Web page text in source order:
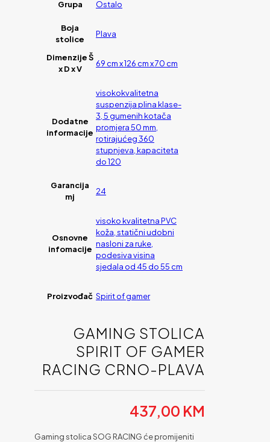
Grupa Ostalo
Boja
stolice
Plava
Dimenzije Š
x D x V
69 cm x 126 cm x 70 cm
Dodatne
informacije
visokokvalitetna
suspenzija plina klase-
3, 5 gumenih kotača
promjera 50 mm,
rotirajućeg 360
stupnjeva, kapaciteta
do 120
Garancija
mj
24
Osnovne
infomacije
visoko kvalitetna PVC
koža, statični udobni
nasloni za ruke,
podesiva visina
sjedala od 45 do 55 cm
Proizvođač Spirit of gamer
GAMING STOLICA
SPIRIT OF GAMER
RACING CRNO-PLAVA
437,00 KM
Gaming stolica SOG RACING će promijeniti